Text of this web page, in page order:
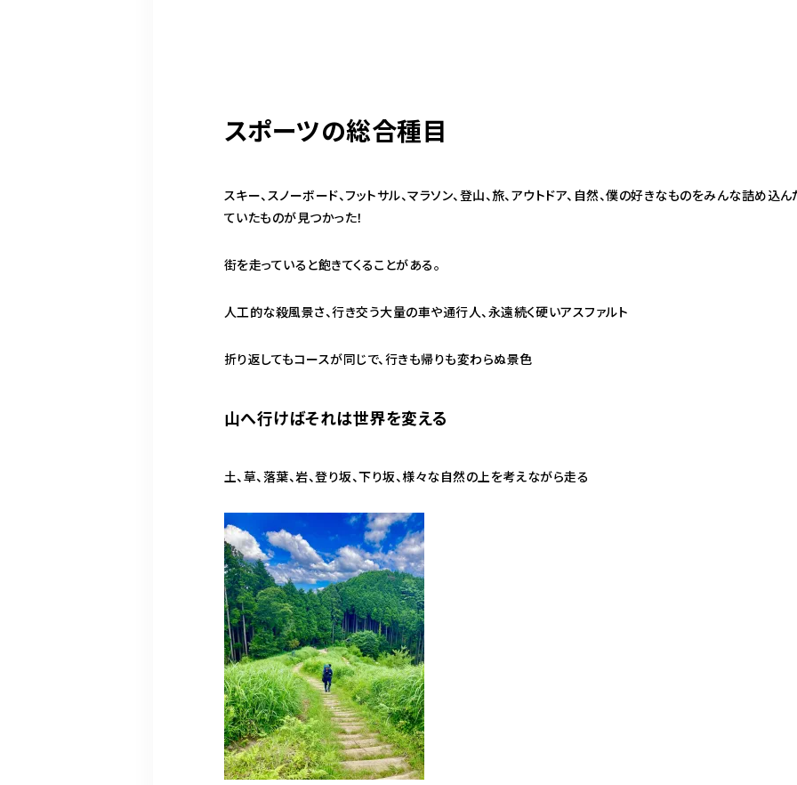
スポーツの総合種目
スキー、スノーボード、フットサル、マラソン、登山、旅、アウトドア、自然、僕の好きなものをみんな詰め込
ていたものが見つかった！
街を走っていると飽きてくることがある。
人工的な殺風景さ、行き交う大量の車や通行人、永遠続く硬いアスファルト
折り返してもコースが同じで、行きも帰りも変わらぬ景色
山へ行けばそれは世界を変える
土、草、落葉、岩、登り坂、下り坂、様々な自然の上を考えながら走る